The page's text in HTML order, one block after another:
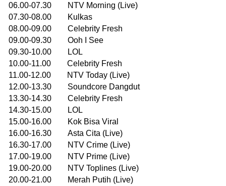
06.00-07.30 NTV Morning (Live)
07.30-08.00 Kulkas
08.00-09.00 Celebrity Fresh
09.00-09.30 Ooh I See
09.30-10.00 LOL
10.00-11.00 Celebrity Fresh
11.00-12.00 NTV Today (Live)
12.00-13.30 Soundcore Dangdut
13.30-14.30 Celebrity Fresh
14.30-15.00 LOL
15.00-16.00 Kok Bisa Viral
16.00-16.30 Asta Cita (Live)
16.30-17.00 NTV Crime (Live)
17.00-19.00 NTV Prime (Live)
19.00-20.00 NTV Toplines (Live)
20.00-21.00 Merah Putih (Live)